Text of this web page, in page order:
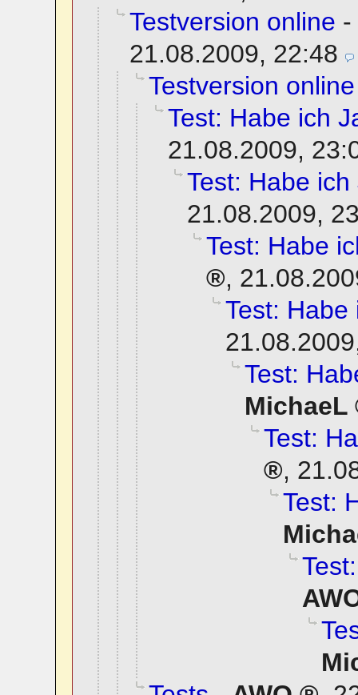
Testversion online -
21.08.2009, 22:48
Testversion online
Test: Habe ich
21.08.2009,
Test: Habe
21.08.2009,
Test: Habe
,
Test:
Test:
MichaeL
Test:
,
Test: